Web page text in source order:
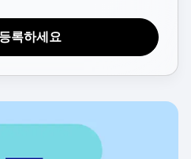
록하세요